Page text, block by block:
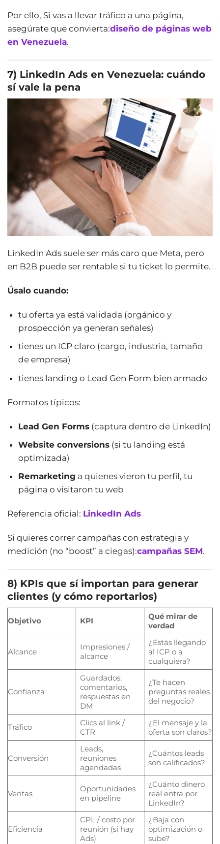
Por ello, Si vas a llevar tráfico a una página,
asegúrate que convierta:diseño de páginas web
en Venezuela.
7) LinkedIn Ads en Venezuela: cuándo
sí vale la pena
LinkedIn Ads suele ser más caro que Meta, pero
en B2B puede ser rentable si tu ticket lo permite.
Úsalo cuando:
tu oferta ya está validada (orgánico y
prospección ya generan señales)
tienes un ICP claro (cargo, industria, tamaño
de empresa)
tienes landing o Lead Gen Form bien armado
Formatos típicos:
Lead Gen Forms (captura dentro de LinkedIn)
Website conversions (si tu landing está
optimizada)
Remarketing a quienes vieron tu perfil, tu
página o visitaron tu web
Referencia oficial: LinkedIn Ads
Si quieres correr campañas con estrategia y
medición (no “boost” a ciegas):campañas SEM.
8) KPIs que sí importan para generar
clientes (y cómo reportarlos)
Objetivo KPI
Qué mirar de
verdad
Alcance
Impresiones /
alcance
¿Estás llegando
al ICP o a
cualquiera?
Confianza
Guardados,
comentarios,
respuestas en
DM
¿Te hacen
preguntas reales
del negocio?
Tráfico
Clics al link /
CTR
¿El mensaje y la
oferta son claros?
Conversión
Leads,
reuniones
agendadas
¿Cuántos leads
son calificados?
Ventas
Oportunidades
en pipeline
¿Cuánto dinero
real entra por
LinkedIn?
Eficiencia
CPL / costo por
reunión (si hay
Ads)
¿Baja con
optimización o
sube?